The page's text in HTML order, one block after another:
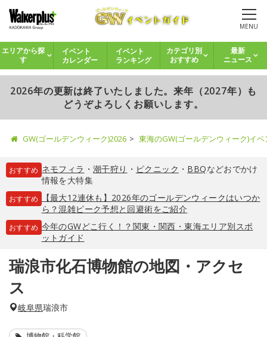
MENU
エリアから探
す
イベント
カレンダー
イベント
ランキング
カテゴリ別
おすすめ
最新
ニュース
2026年の更新は終了いたしました。来年（2027年）も
どうぞよろしくお願いします。
GW(ゴールデンウィーク)2026 東海のGW(ゴールデンウィーク)イ
おすすめ ネモフィラ ・ 潮干狩り ・ ピクニック ・ BBQなどおでかけ
情報を大特集
おすすめ
【最大12連休も】2026年のゴールデンウィークはいつか
ら？混雑ピーク予想と回避術をご紹介
おすすめ 今年のGWどこ行く！？関東・関西・東海エリア別スポ
ットガイド
瑞浪市化石博物館の地図・アクセ
ス
岐阜県瑞浪市